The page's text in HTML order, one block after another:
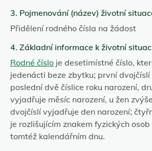
3. Pojmenování (název) životní
Přidělení rodného čísla na žádost
4. Základní informace k životní
Rodné číslo je desetimístné číslo,
jedenácti beze zbytku; první
poslední dvě číslice roku narození,
vyjadřuje měsíc narození, u žen
dvojčíslí vyjadřuje den narození;
je rozlišujícím znakem fyzických
tomtéž kalendářním dnu.